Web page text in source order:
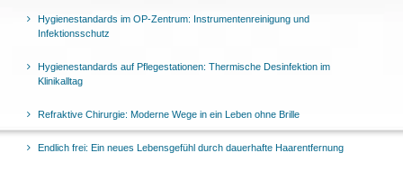
Hygienestandards im OP-Zentrum: Instrumentenreinigung und
Infektionsschutz
Hygienestandards auf Pflegestationen: Thermische Desinfektion im
Klinikalltag
Refraktive Chirurgie: Moderne Wege in ein Leben ohne Brille
Endlich frei: Ein neues Lebensgefühl durch dauerhafte Haarentfernung